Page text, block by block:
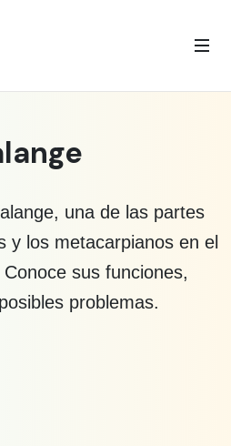
una de las partes
y los metacarpianos en el
sus funciones,
problemas.